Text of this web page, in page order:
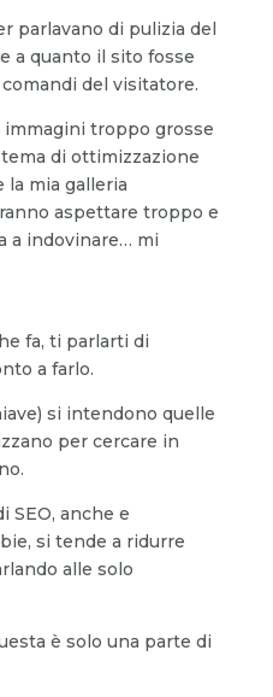
parlavano di pulizia del
a quanto il sito fosse
del visitatore.
troppo grosse
di ottimizzazione
la mia galleria
aspettare troppo e
a indovinare… mi
fa, ti parlarti di
a farlo.
si intendono quelle
per cercare in
SEO, anche e
si tende a ridurre
alle solo
è solo una parte di